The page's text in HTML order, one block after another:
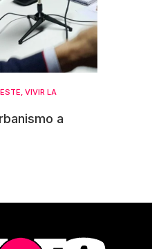
, VIVIR LA
a